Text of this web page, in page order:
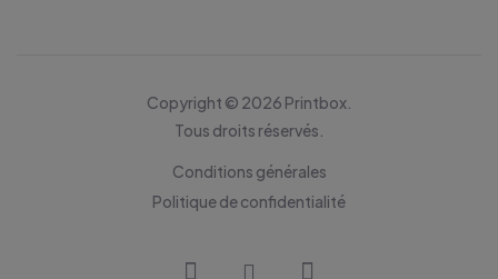
Copyright © 2026 Printbox.
Tous droits réservés.
Conditions générales
Politique de confidentialité